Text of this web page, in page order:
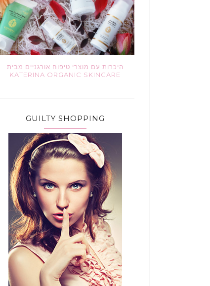
היכרות עם מוצרי טיפוח אורגניים מבית
KATERINA ORGANIC SKINCARE
GUILTY SHOPPING